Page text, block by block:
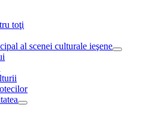
toţi
al scenei culturale ieşene